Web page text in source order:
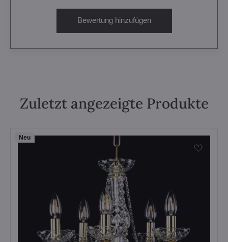
Bewertung hinzufügen
Zuletzt angezeigte Produkte
Neu